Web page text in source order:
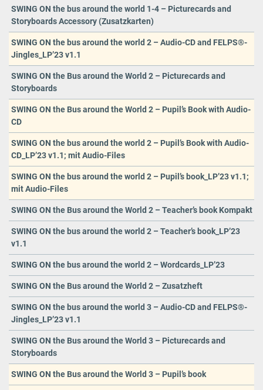
SWING ON the bus around the world 1-4 – Picturecards and
Storyboards Accessory (Zusatzkarten)
SWING ON the bus around the world 2 – Audio-CD and FELPS®-
Jingles_LP’23 v1.1
SWING ON the Bus around the World 2 – Picturecards and
Storyboards
SWING ON the Bus around the World 2 – Pupil’s Book with Audio-
CD
SWING ON the bus around the world 2 – Pupil’s Book with Audio-
CD_LP’23 v1.1; mit Audio-Files
SWING ON the bus around the world 2 – Pupil’s book_LP’23 v1.1;
mit Audio-Files
SWING ON the Bus around the World 2 – Teacher’s book Kompakt
SWING ON the bus around the world 2 – Teacher’s book_LP’23
v1.1
SWING ON the bus around the world 2 – Wordcards_LP’23
SWING ON the Bus around the World 2 – Zusatzheft
SWING ON the bus around the world 3 – Audio-CD and FELPS®-
Jingles_LP’23 v1.1
SWING ON the Bus around the World 3 – Picturecards and
Storyboards
SWING ON the Bus around the World 3 – Pupil’s book